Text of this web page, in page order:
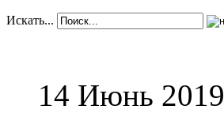
Искать...
14 Июнь 2019